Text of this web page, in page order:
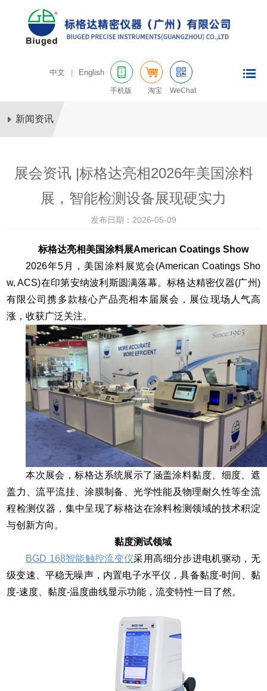
中文 English
手机版 淘宝 WeChat
新闻资讯
展会资讯 |标格达亮相2026年美国涂料
展，智能检测设备展现硬实力
发布日期：2026-05-09
标格达亮相美国涂料展American Coatings Show
2026年5月，美国涂料展览会(American Coatings Sho
w, ACS)在印第安纳波利斯圆满落幕。标格达精密仪器(广州)
有限公司携多款核心产品亮相本届展会，展位现场人气高
涨，收获广泛关注。
本次展会，标格达系统展示了涵盖涂料黏度、细度、遮
盖力、流平流挂、涂膜制备、光学性能及物理耐久性等全流
程检测仪器，集中呈现了标格达在涂料检测领域的技术积淀
与创新方向。
黏度测试领域
BGD 168智能触控流变仪采用高细分步进电机驱动，无
级变速、平稳无噪声，内置电子水平仪，具备黏度-时间、黏
度-速度、黏度-温度曲线显示功能，流变特性一目了然。